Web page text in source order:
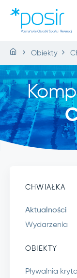
Obiekty
CHWIAŁKA
Aktualności
Wydarzenia
OBIEKTY
Pływalnia kryta